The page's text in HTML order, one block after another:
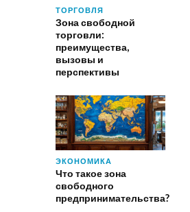
ТОРГОВЛЯ
Зона свободной
торговли:
преимущества,
вызовы и
перспективы
ЭКОНОМИКА
Что такое зона
свободного
предпринимательства?